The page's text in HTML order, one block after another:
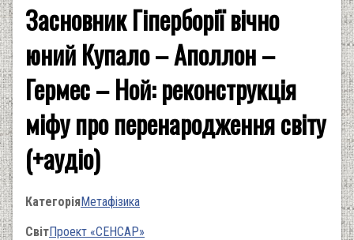
Засновник Гіперборії вічно
юний Купало – Аполлон –
Гермес – Ной: реконструкція
міфу про перенародження світу
(+аудіо)
КатегоріяМетафізика
СвітПроект «СЕНСАР»